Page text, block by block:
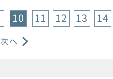
10 11 12 13
14
次へ